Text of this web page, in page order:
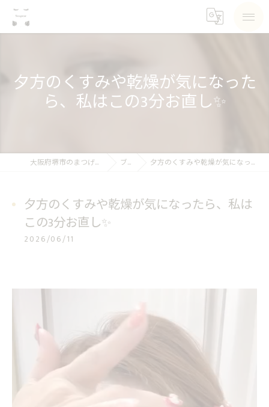
夕方のくすみや乾燥が気になった
ら、私はこの3分お直し✨
大阪府堺市のまつげパーマならSea pear ブログ 夕方のくすみや乾燥が気になったら、私はこの3分お直し✨
夕方のくすみや乾燥が気になったら、私は
この3分お直し✨
2026/06/11